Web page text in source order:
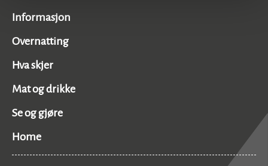
Informasjon
Overnatting
Hva skjer
Mat og drikke
Se og gjøre
Home